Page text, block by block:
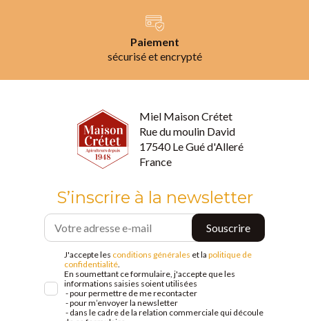
Paiement
sécurisé et encrypté
Miel Maison Crétet
Rue du moulin David
17540 Le Gué d'Alleré
France
S’inscrire à la newsletter
J'accepte les conditions générales et la politique de
confidentialité
En soumettant ce formulaire, j'accepte que les
informations saisies soient utilisées
- pour permettre de me recontacter
- pour m’envoyer la newsletter
- dans le cadre de la relation commerciale qui découle